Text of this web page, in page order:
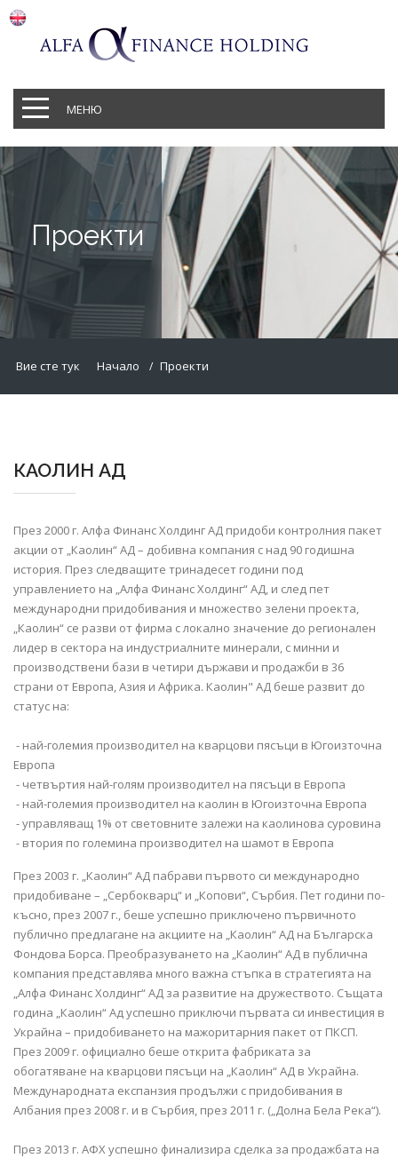
МЕНЮ
Проекти
Вие сте тук Начало Проекти
КАОЛИН АД
През 2000 г. Алфа Финанс Холдинг АД придоби контролния пакет
акции от „Каолин“ АД – добивна компания с над 90 годишна
история. През следващите тринадесет години под
управлението на „Алфа Финанс Холдинг“ АД, и след пет
международни придобивания и множество зелени проекта,
„Каолин“ се разви от фирма с локално значение до регионален
лидер в сектора на индустриалните минерали, с минни и
производствени бази в четири държави и продажби в 36
страни от Европа, Азия и Африка. Каолин" АД беше развит до
статус на:
- най-големия производител на кварцови пясъци в Югоизточна
Европа
- четвъртия най-голям производител на пясъци в Европа
- най-големия производител на каолин в Югоизточна Европа
- управляващ 1% от световните залежи на каолинова суровина
- втория по големина производител на шамот в Европа
През 2003 г. „Каолин“ АД пабрави първото си международно
придобиване – „Сербокварц“ и „Копови“, Сърбия. Пет години по-
късно, през 2007 г., беше успешно приключено първичното
публично предлагане на акциите на „Каолин“ АД на Българска
Фондова Борса. Преобразуването на „Каолин“ АД в публична
компания представлява много важна стъпка в стратегията на
„Алфа Финанс Холдинг“ АД за развитие на дружеството. Същата
година „Каолин“ Ад успешно приключи първата си инвестиция в
Украйна – придобиването на мажоритарния пакет от ПКСП.
През 2009 г. официално беше открита фабриката за
обогатяване на кварцови пясъци на „Каолин“ АД в Украйна.
Международната експанзия продължи с придобивания в
Албания през 2008 г. и в Сърбия, през 2011 г. („Долна Бела Река“).
През 2013 г. АФХ успешно финализира сделка за продажбата на